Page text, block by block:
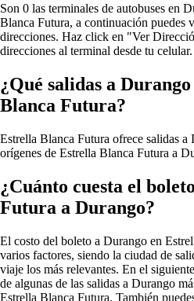
Son 0 las terminales de autobuses en
Blanca Futura, a continuación puedes
direcciones. Haz click en "Ver
direcciones al terminal desde tu celular.
¿Qué salidas a
Blanca Futura?
Estrella Blanca Futura ofrece salidas a
orígenes de Estrella Blanca Futura a
¿Cuánto cuesta el
Futura a Durango?
El costo del boleto a Durango en
varios factores, siendo la ciudad de
viaje los más relevantes. En el
de algunas de las salidas a Durango
Estrella Blanca Futura. También